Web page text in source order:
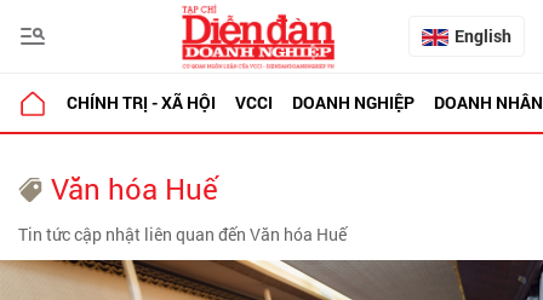
English
CHÍNH TRỊ - XÃ HỘI VCCI DOANH NGHIỆP DOANH NHÂN
Văn hóa Huế
Tin tức cập nhật liên quan đến Văn hóa Huế